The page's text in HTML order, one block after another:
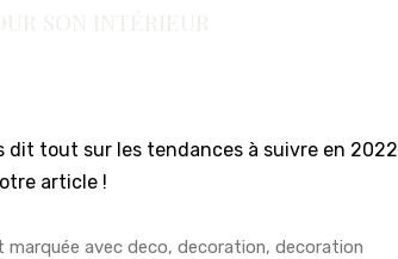
dit tout sur les tendances à suivre en 2022
article !
marquée avec deco, decoration, decoration